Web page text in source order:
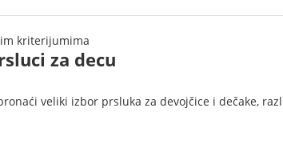
za decu
veliki izbor prsluka za devojčice i dečake,
kriterijumima